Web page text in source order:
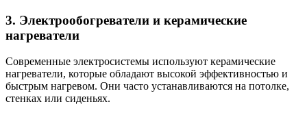
3. Электрообогреватели и керамические
нагреватели
Современные электросистемы используют керамические
нагреватели, которые обладают высокой эффективностью и
быстрым нагревом. Они часто устанавливаются на потолке,
стенках или сиденьях.